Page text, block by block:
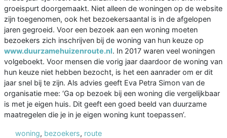
groeispurt doorgemaakt. Niet alleen de woningen op de website
zijn toegenomen, ook het bezoekersaantal is in de afgelopen
jaren gegroeid. Voor een bezoek aan een woning moeten
bezoekers zich inschrijven bij de woning van hun keuze op
www.duurzamehuizenroute.nl. In 2017 waren veel woningen
volgeboekt. Voor mensen die vorig jaar daardoor de woning van
hun keuze niet hebben bezocht, is het een aanrader om er dit
jaar snel bij te zijn. Als advies geeft Eva Petra Simon van de
organisatie mee: ‘Ga op bezoek bij een woning die vergelijkbaar
is met je eigen huis. Dit geeft een goed beeld van duurzame
maatregelen die je in je eigen woning kunt toepassen’.
woning, bezoekers, route